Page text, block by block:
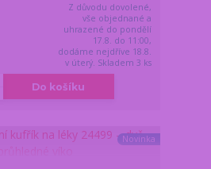
Z důvodu dovolené,
vše objednané a
uhrazené do pondělí
17.8. do 11:00,
dodáme nejdříve 18.8.
v úterý. Skladem 3 ks
Do košíku
Novinka